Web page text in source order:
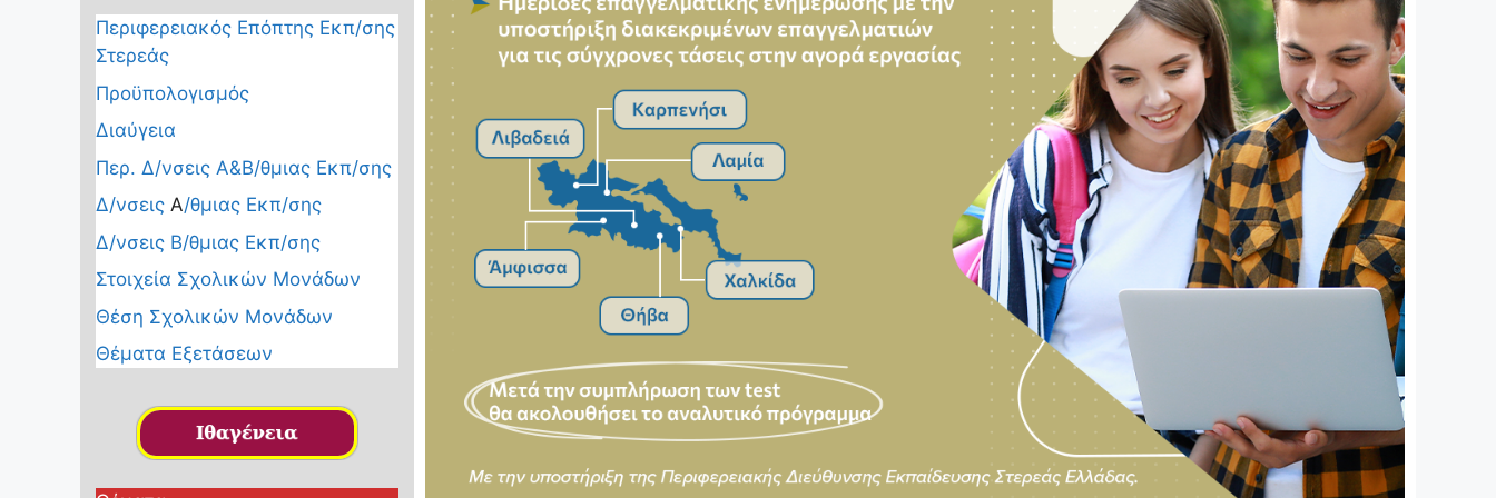
Περιφερειακός Επόπτης Εκπ/σης
Στερεάς
Προϋπολογισμός
Διαύγεια
Περ. Δ/νσεις Α&Β/θμιας Εκπ/σης
Δ/νσεις Α/θμιας Εκπ/σης
Δ/νσεις Β/θμιας Εκπ/σης
Στοιχεία Σχολικών Μονάδων
Θέση Σχολικών Μονάδων
Θέματα Εξετάσεων